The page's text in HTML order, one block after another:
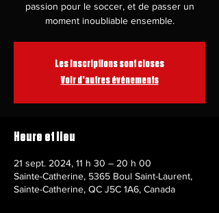
passion pour le soccer, et de passer un
moment inoubliable ensemble.
Les inscriptions sont closes
Voir d'autres événements
Heure et lieu
21 sept. 2024, 11 h 30 – 20 h 00
Sainte-Catherine, 5365 Boul Saint-Laurent,
Sainte-Catherine, QC J5C 1A6, Canada